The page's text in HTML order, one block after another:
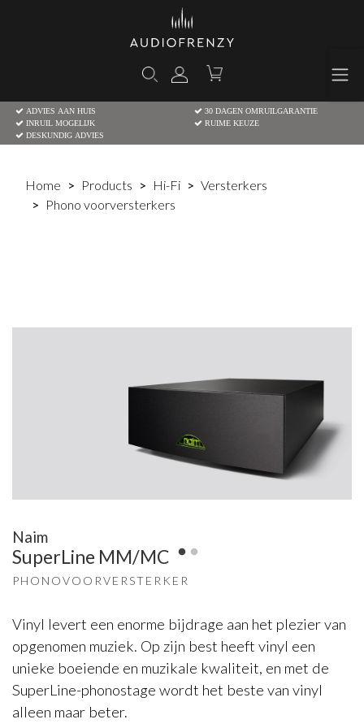
ADVIES AAN HUIS
30 DAGEN OMRUILGARANTIE
INRUIL MOGELIJK
RUIME KEUZE
DESKUNDIG ADVIES
Home Products Hi-Fi
Versterkers
Phono voorversterkers
Naim
SuperLine MM/MC
PHONOVOORVERSTERKER
Vinyl levert een enorme bijdrage aan het plezier van
opgenomen muziek. Op zijn best heeft vinyl een
unieke boeiende en muzikale kwaliteit, en met de
SuperLine-phonostage wordt het beste van vinyl
alleen maar beter.